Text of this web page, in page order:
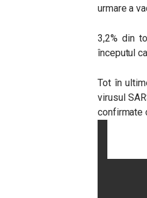
urmare a
3,2% din
începutul
Tot în
virusul
confirmate